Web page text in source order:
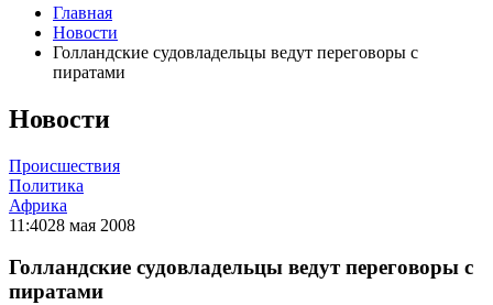
Главная
Новости
Голландские судовладельцы ведут переговоры с
пиратами
Новости
Происшествия
Политика
Африка
11:4028 мая 2008
Голландские судовладельцы ведут переговоры с
пиратами